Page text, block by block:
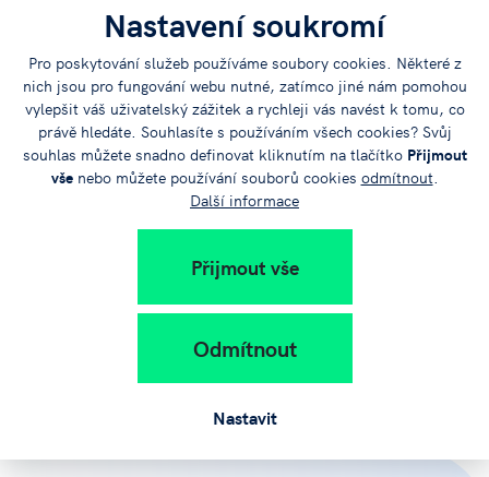
Nastavení soukromí
Pro poskytování služeb používáme soubory cookies. Některé z
nich jsou pro fungování webu nutné, zatímco jiné nám pomohou
vylepšit váš uživatelský zážitek a rychleji vás navést k tomu, co
právě hledáte. Souhlasíte s používáním všech cookies? Svůj
souhlas můžete snadno definovat kliknutím na tlačítko Přijmout
všenebo můžete používání souborů cookies odmítnout.
Další informace
Přijmout vše
Odmítnout
Nastavit